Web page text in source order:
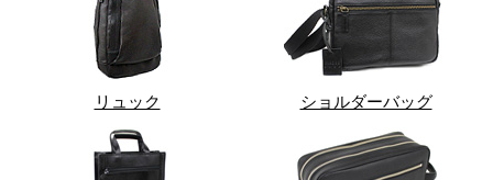
リュック ショルダーバッグ